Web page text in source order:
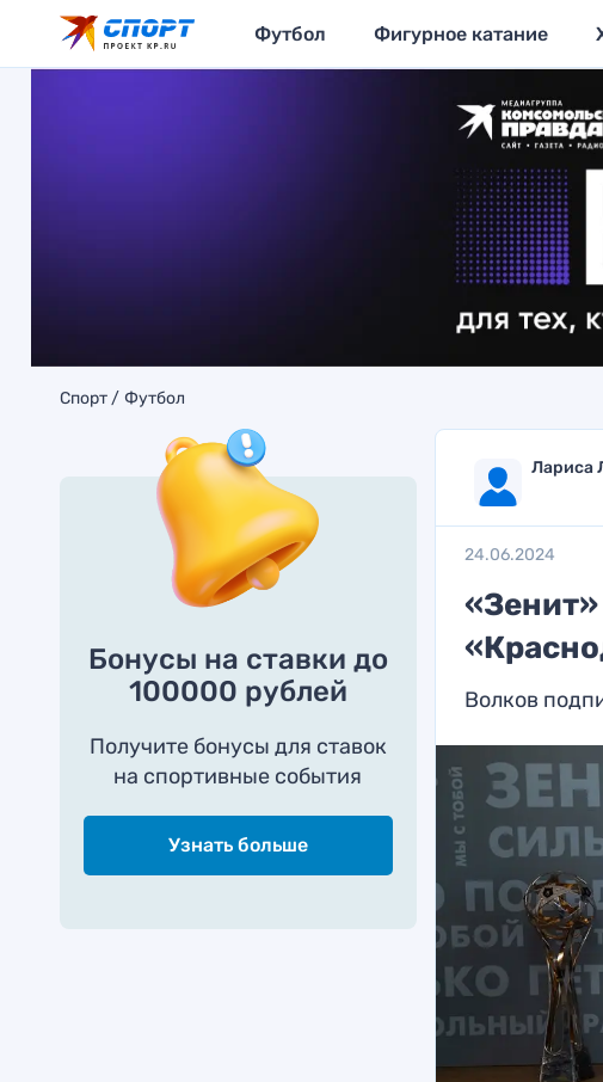
Футбол Фигурное катание
Спорт Футбол
Бонусы на ставки до
100000 рублей
Получите бонусы для ставок
на спортивные события
Узнать больше
Лариса
24.06.2024
Волков